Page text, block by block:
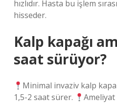
hızlıdır. Hasta bu işlem
hisseder.
Kalp kapağı
saat sürüyor?
Minimal invaziv kalp
1,5-2 saat sürer.
Ameliyat